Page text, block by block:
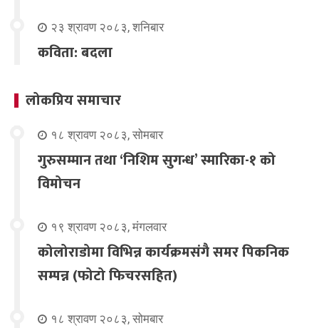
२३ श्रावण २०८३, शनिबार
कविता: बदला
लोकप्रिय समाचार
१८ श्रावण २०८३, सोमबार
गुरुसम्मान तथा ‘निशिम सुगन्ध’ स्मारिका-१ को
विमोचन
१९ श्रावण २०८३, मंगलवार
कोलोराडोमा विभिन्न कार्यक्रमसंगै समर पिकनिक
सम्पन्न (फोटो फिचरसहित)
१८ श्रावण २०८३, सोमबार